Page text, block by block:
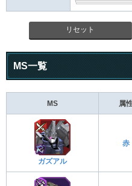
リセット
MS一覧
MS 属
ガズアル
赤